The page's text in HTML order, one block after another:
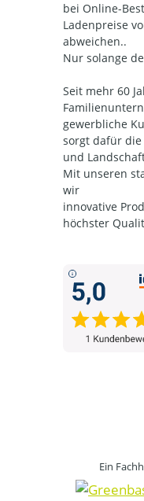
bei Online-
Ladenpreise
abweichen..
Nur solange
Seit mehr 60
gewerbliche
sorgt dafür
und
Mit unseren
wir
innovative
höchster
Ein